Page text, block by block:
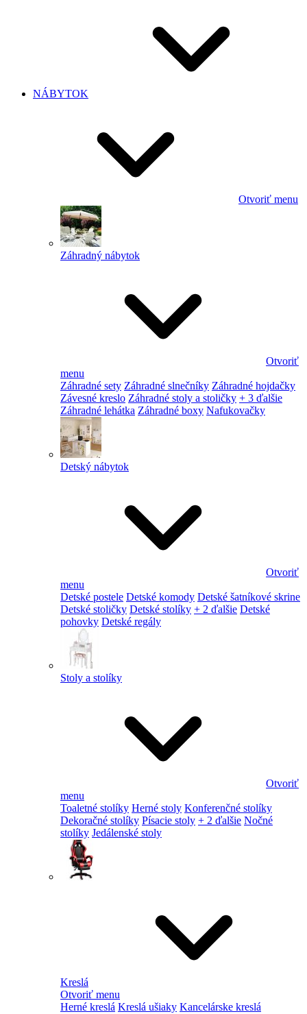
NÁBYTOK
Otvoriť menu
Záhradný nábytok
Otvoriť
menu
Záhradné sety Záhradné slnečníky Záhradné hojdačky
Závesné kreslo Záhradné stoly a stoličky + 3 ďalšie
Záhradné lehátka Záhradné boxy Nafukovačky
Detský nábytok
Otvoriť
menu
Detské postele Detské komody Detské šatníkové skrine
Detské stoličky Detské stolíky + 2 ďalšie Detské
pohovky Detské regály
Stoly a stolíky
Otvoriť
menu
Toaletné stolíky Herné stoly Konferenčné stolíky
Dekoračné stolíky Písacie stoly + 2 ďalšie Nočné
stolíky Jedálenské stoly
Kreslá
Otvoriť menu
Herné kreslá Kreslá ušiaky Kancelárske kreslá